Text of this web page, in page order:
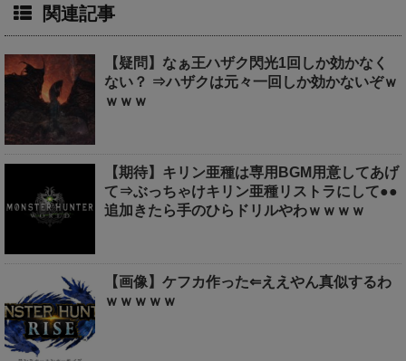
関連記事
【疑問】なぁ王ハザク閃光1回しか効かなく
ない？ ⇒ハザクは元々一回しか効かないぞｗ
ｗｗｗ
【期待】キリン亜種は専用BGM用意してあげ
て⇒ぶっちゃけキリン亜種リストラにして●●
追加きたら手のひらドリルやわｗｗｗｗ
【画像】ケフカ作った⇐ええやん真似するわ
ｗｗｗｗｗ